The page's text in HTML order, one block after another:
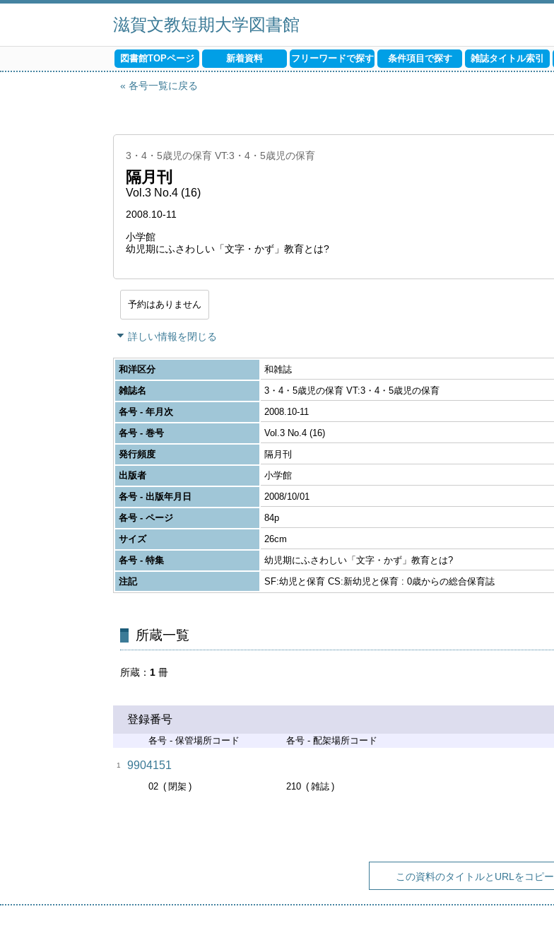
滋賀文教短期大学図書館
図書館TOPページ 新着資料 フリーワードで探す 条件項目で探す 雑誌タイトル索引
各号一覧に戻る
3・4・5歳児の保育 VT:3・4・5歳児の保育
隔月刊
Vol.3 No.4 (16)
2008.10-11
小学館
幼児期にふさわしい「文字・かず」教育とは?
予約はありません
詳しい情報を閉じる
和洋区分
和雑誌
雑誌名
3・4・5歳児の保育 VT:3・4・5歳児の保育
各号 - 年月次
2008.10-11
各号 - 巻号
Vol.3 No.4 (16)
発行頻度
隔月刊
出版者
小学館
各号 - 出版年月日
2008/10/01
各号 - ページ
84p
サイズ
26cm
各号 - 特集
幼児期にふさわしい「文字・かず」教育とは?
注記
SF:幼児と保育 CS:新幼児と保育 : 0歳からの総合保育誌
所蔵一覧
所蔵 1 冊
登録番号
各号 - 保管場所コード 各号 - 配架場所コード
1 9904151
02 閉架 210 雑誌
この資料のタイトルとURLをコピー